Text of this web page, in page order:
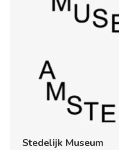
Stedelijk Museum